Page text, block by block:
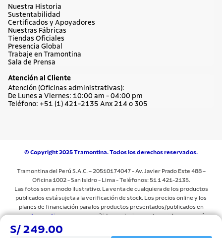
S/ 249.00
Nuestra Historia
Sustentabilidad
Certificados y Apoyadores
Nuestras Fábricas
Tiendas Oficiales
Presencia Global
Trabaje en Tramontina
Sala de Prensa
Atención al Cliente
Atención (Oficinas administrativas):
De Lunes a Viernes: 10:00 am - 04:00 pm
Teléfono: +51 (1) 421-2135 Anx 214 o 305
© Copyright 2025 Tramontina. Todos los derechos reservados.
Tramontina del Perú S.A.C. – 20510174047 - Av. Javier Prado Este 488 –
Oficina 1002 - San Isidro - Lima - Teléfonos: 51 1 421-2135.
Las fotos son a modo ilustrativo. La venta de cualquiera de los productos
publicados está sujeta a la verificación de stock. Los precios online y los
planes de financiación para los productos presentados/publicados en
www.tramontina.com.peson válidos exclusivamente para la compra vía
internet en las páginas antes mencionadas. Las especificaciones técnicas y
descripciones están sujetas a cambios sin previo aviso.Todos los precios y